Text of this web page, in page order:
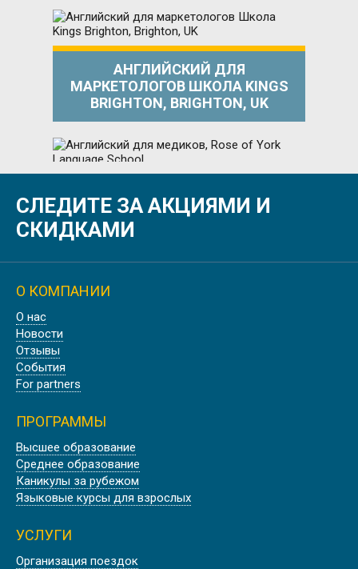
АНГЛИЙСКИЙ ДЛЯ
МАРКЕТОЛОГОВ ШКОЛА KINGS
BRIGHTON, BRIGHTON, UK
АНГЛИЙСКИЙ ДЛЯ МЕДИКОВ,
ROSE OF YORK LANGUAGE SCHOOL
БИЗНЕС АНГЛИЙСКИЙ В АНГЛИИ,
ПРОФЕССИОНАЛЬНЫЙ
АНГЛИЙСКИЙ ДЛЯ
АВИАЦИОННЫХ СПЕЦИАЛИСТОВ
В АНГЛИИ, ДЕВОН
СЛЕДИТЕ ЗА АКЦИЯМИ И
СКИДКАМИ
О КОМПАНИИ
О нас
Новости
Отзывы
События
For partners
ПРОГРАММЫ
Высшее образование
Среднее образование
Каникулы за рубежом
Языковые курсы для взрослых
УСЛУГИ
Организация поездок